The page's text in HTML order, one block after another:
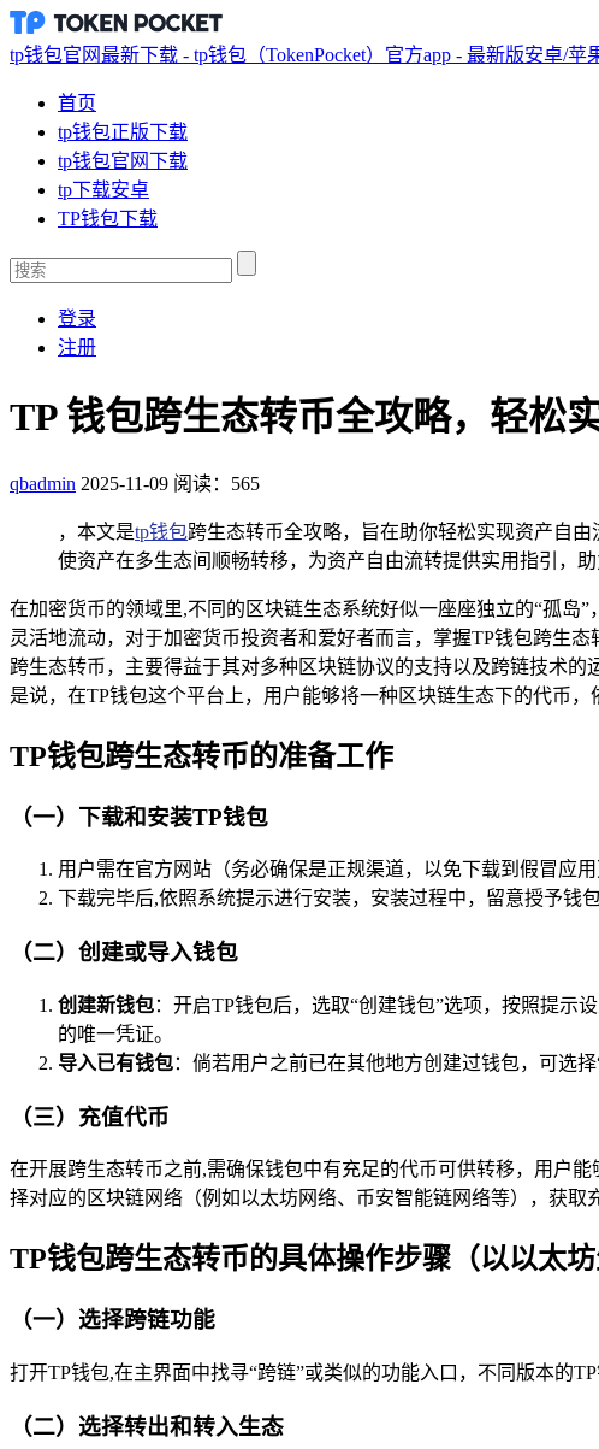
tp钱包官网最新下载 - tp钱包（TokenPocket）官方app - 最新版安卓/苹
首页
tp钱包正版下载
tp钱包官网下载
tp下载安卓
TP钱包下载
登录
注册
TP 钱包跨生态转币全攻略，轻松
qbadmin 2025-11-09 阅读：565
，本文是tp钱包跨生态转币全攻略，旨在助你轻松实现资产自
使资产在多生态间顺畅转移，为资产自由流转提供实用指引，助
在加密货币的领域里,不同的区块链生态系统好似一座座独立的“孤岛”
灵活地流动，对于加密货币投资者和爱好者而言，掌握TP钱包跨生
跨生态转币，主要得益于其对多种区块链协议的支持以及跨链技术
是说，在TP钱包这个平台上，用户能够将一种区块链生态下的代币
TP钱包跨生态转币的准备工作
（一）下载和安装TP钱包
用户需在官方网站（务必确保是正规渠道，以免下载到假冒应
下载完毕后,依照系统提示进行安装，安装过程中，留意授予钱
（二）创建或导入钱包
创建新钱包：开启TP钱包后，选取“创建钱包”选项，按照提
的唯一凭证。
导入已有钱包：倘若用户之前已在其他地方创建过钱包，可选
（三）充值代币
在开展跨生态转币之前,需确保钱包中有充足的代币可供转移，用户能
择对应的区块链网络（例如以太坊网络、币安智能链网络等），获取
TP钱包跨生态转币的具体操作步骤（以以太
（一）选择跨链功能
打开TP钱包,在主界面中找寻“跨链”或类似的功能入口，不同版本的
（二）选择转出和转入生态